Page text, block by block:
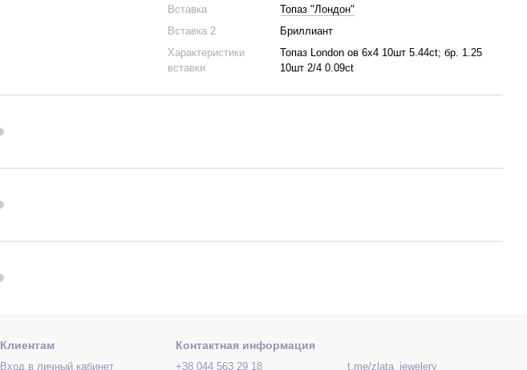
Вставка
Топаз "Лондон"
Вставка 2
Бриллиант
Характеристики
вставки
Топаз London ов 6х4 10шт 5.44ct; бр. 1.25
10шт 2/4 0.09ct
Клиентам
Вход в личный кабинет
Контактная информация
+38 044 563 29 18 t.me/zlata_jewelery